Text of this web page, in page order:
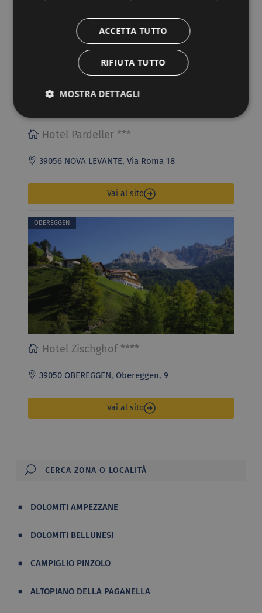
Hotel Pardeller ***
39056 NOVA LEVANTE, Via Roma 18
Vai al sito
OBEREGGEN
Hotel Zischghof ****
39050 OBEREGGEN, Obereggen, 9
Vai al sito
DOLOMITI AMPEZZANE
DOLOMITI BELLUNESI
CAMPIGLIO PINZOLO
ALTOPIANO DELLA PAGANELLA
ACCETTA TUTTO
RIFIUTA TUTTO
MOSTRA DETTAGLI